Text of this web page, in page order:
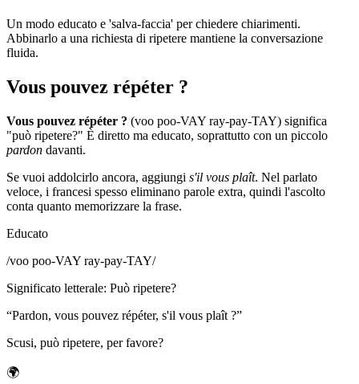
Un modo educato e 'salva-faccia' per chiedere chiarimenti.
Abbinarlo a una richiesta di ripetere mantiene la conversazione
fluida.
Vous pouvez répéter ?
Vous pouvez répéter ? (voo poo-VAY ray-pay-TAY) significa
"può ripetere?" È diretto ma educato, soprattutto con un piccolo
pardon davanti.
Se vuoi addolcirlo ancora, aggiungi s'il vous plaît. Nel parlato
veloce, i francesi spesso eliminano parole extra, quindi l'ascolto
conta quanto memorizzare la frase.
Educato
/voo poo-VAY ray-pay-TAY/
Significato letterale: Può ripetere?
“Pardon, vous pouvez répéter, s'il vous plaît ?”
Scusi, può ripetere, per favore?
🌍